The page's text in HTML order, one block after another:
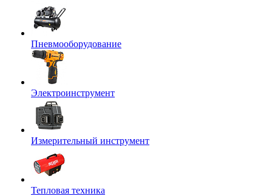
Пневмооборудование
Электроинструмент
Измерительный инструмент
Тепловая техника